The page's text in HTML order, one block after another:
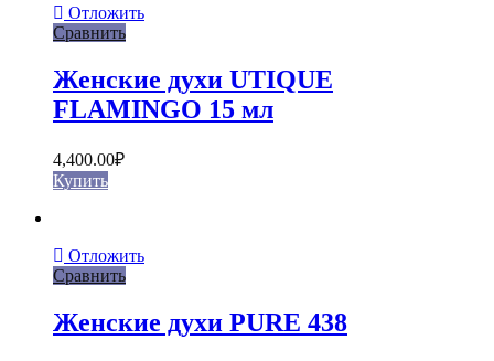
Отложить
Сравнить
Женские духи UTIQUE
FLAMINGO 15 мл
4,400.00₽
Купить
Отложить
Сравнить
Женские духи PURE 438